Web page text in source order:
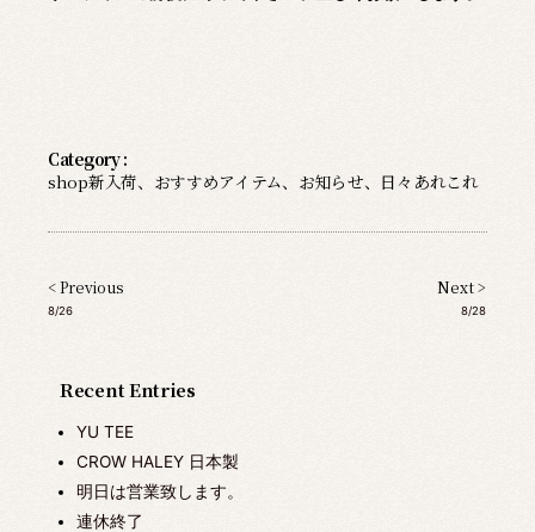
Recent Entries
YU TEE
CROW HALEY 日本製
明日は営業致します。
連休終了
Category :
shop新入荷、 おすすめアイテム、 お知らせ、 日々あれこれ
< Previous
8/26
Next >
8/28